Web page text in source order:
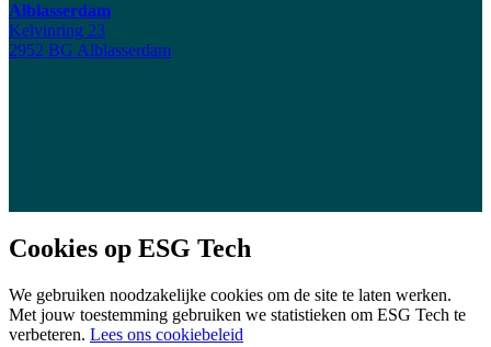
Alblasserdam
Kelvinring 23
2952 BG Alblasserdam
Cookies op ESG Tech
We gebruiken noodzakelijke cookies om de site te laten werken.
Met jouw toestemming gebruiken we statistieken om ESG Tech te
verbeteren. Lees ons cookiebeleid